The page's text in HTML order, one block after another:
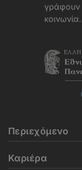
γράφουν
κοινωνία.
Περιεχόμενο
Καριέρα